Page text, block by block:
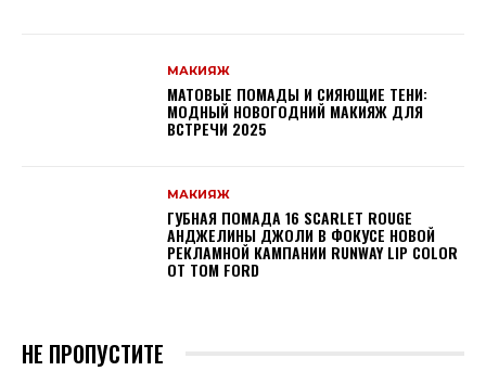
МАКИЯЖ
МАТОВЫЕ ПОМАДЫ И СИЯЮЩИЕ ТЕНИ:
МОДНЫЙ НОВОГОДНИЙ МАКИЯЖ ДЛЯ
ВСТРЕЧИ 2025
МАКИЯЖ
ГУБНАЯ ПОМАДА 16 SCARLET ROUGE
АНДЖЕЛИНЫ ДЖОЛИ В ФОКУСЕ НОВОЙ
РЕКЛАМНОЙ КАМПАНИИ RUNWAY LIP COLOR
ОТ TOM FORD
НЕ ПРОПУСТИТЕ